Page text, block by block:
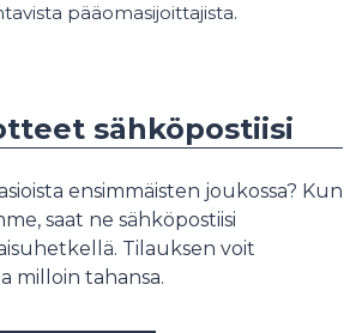
pääomasijoittajista.
sähköpostiisi
ensimmäisten joukossa? Kun
saat ne sähköpostiisi
Tilauksen voit
milloin tahansa.